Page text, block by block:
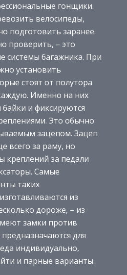
гонщики.
велосипеды,
подготовить заранее.
проверить, – это
системы багажника. При
установить
стоят от полутора
Именно на них
и фиксируются
Это обычно
зацепом. Зацеп
всего за раму, но
креплений за педали
Самые
таких
из
дороже, – из
замки против
для
индивидуально,
и парные варианты.